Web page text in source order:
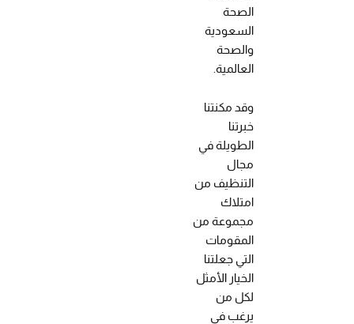
الصحة
السعودية
والصحة
العالمية.
وقد مكنتنا
خبرتنا
الطويلة في
مجال
التنظيف من
امتلاك
مجموعة من
المقومات
التي جعلتنا
الخيار الأمثل
لكل من
يرغب في